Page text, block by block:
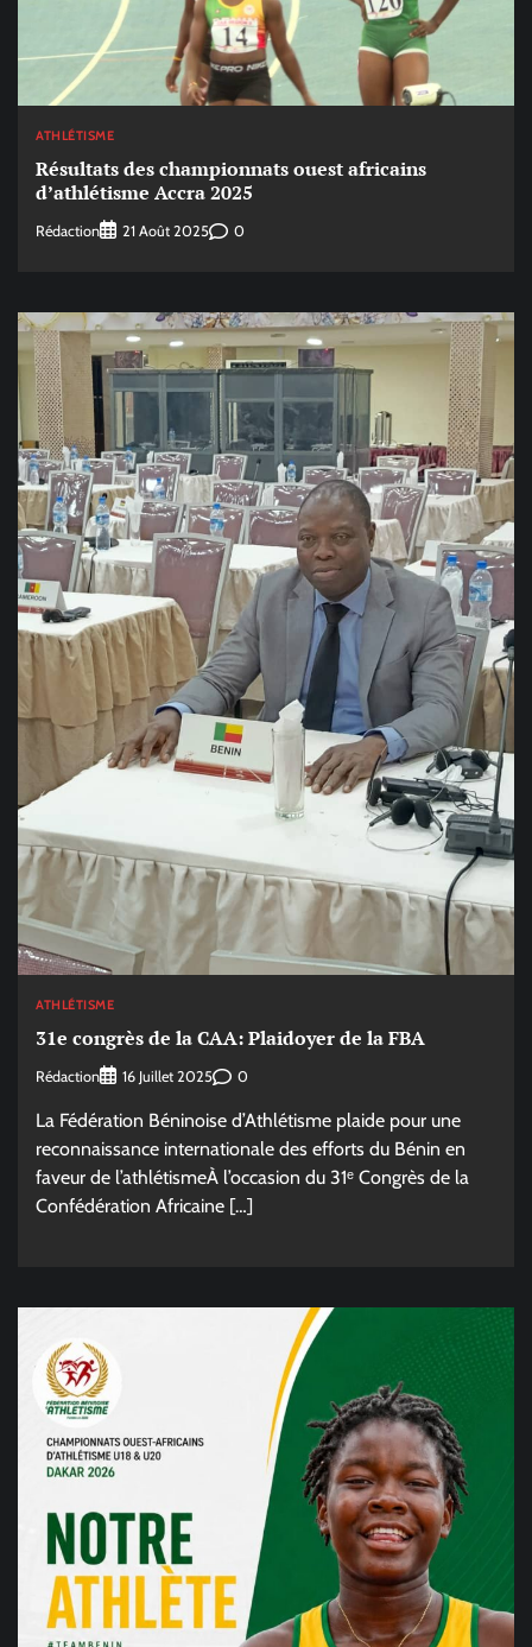
ATHLÉTISME
Résultats des championnats ouest africains
d’athlétisme Accra 2025
Rédaction 21 Août 2025 0
ATHLÉTISME
31e congrès de la CAA: Plaidoyer de la FBA
Rédaction 16 Juillet 2025 0
La Fédération Béninoise d’Athlétisme plaide pour une
reconnaissance internationale des efforts du Bénin en
faveur de l’athlétismeÀ l’occasion du 31ᵉ Congrès de la
Confédération Africaine […]